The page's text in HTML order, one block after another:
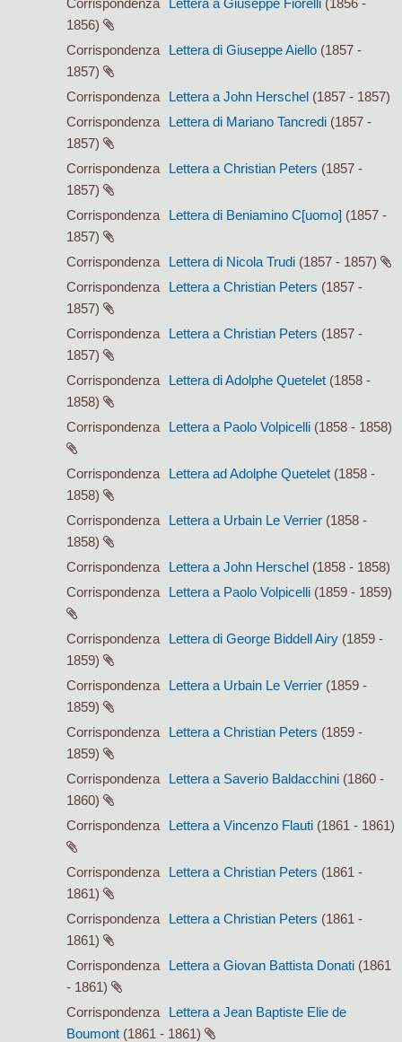
Corrispondenza Lettera a Giuseppe Fiorelli (1856 -
1856)
Corrispondenza
Lettera di Giuseppe Aiello (1857 -
1857)
Corrispondenza
Lettera a John Herschel (1857 - 1857)
Corrispondenza
Lettera di Mariano Tancredi (1857 -
1857)
Corrispondenza
Lettera a Christian Peters (1857 -
1857)
Corrispondenza
Lettera di Beniamino C[uomo] (1857 -
1857)
Corrispondenza
Lettera di Nicola Trudi (1857 - 1857)
Corrispondenza
Lettera a Christian Peters (1857 -
1857)
Corrispondenza
Lettera a Christian Peters (1857 -
1857)
Corrispondenza
Lettera di Adolphe Quetelet (1858 -
1858)
Corrispondenza
Lettera a Paolo Volpicelli (1858 - 1858)
Corrispondenza Lettera ad Adolphe Quetelet (1858 -
1858)
Corrispondenza
Lettera a Urbain Le Verrier (1858 -
1858)
Corrispondenza
Lettera a John Herschel (1858 - 1858)
Corrispondenza
Lettera a Paolo Volpicelli (1859 - 1859)
Corrispondenza Lettera di George Biddell Airy (1859 -
1859)
Corrispondenza
Lettera a Urbain Le Verrier (1859 -
1859)
Corrispondenza
Lettera a Christian Peters (1859 -
1859)
Corrispondenza
Lettera a Saverio Baldacchini (1860 -
1860)
Corrispondenza
Lettera a Vincenzo Flauti (1861 - 1861)
Corrispondenza Lettera a Christian Peters (1861 -
1861)
Corrispondenza
Lettera a Christian Peters (1861 -
1861)
Corrispondenza
Lettera a Giovan Battista Donati (1861
- 1861)
Corrispondenza
Lettera a Jean Baptiste Elie de
Boumont (1861 - 1861)